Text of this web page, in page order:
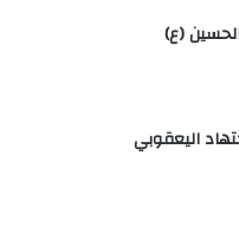
الحسين (ع)
اليعقوبي